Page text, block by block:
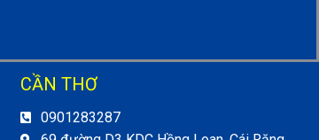
CẦN THƠ
0901283287